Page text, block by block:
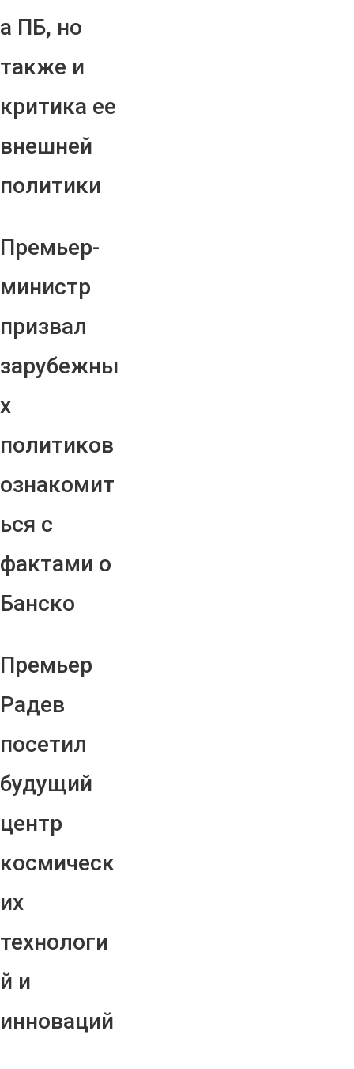
а ПБ, но
также и
критика ее
внешней
политики
Премьер-
министр
призвал
зарубежны
х
политиков
ознакомит
ься с
фактами о
Банско
Премьер
Радев
посетил
будущий
центр
космическ
их
технологи
й и
инноваций